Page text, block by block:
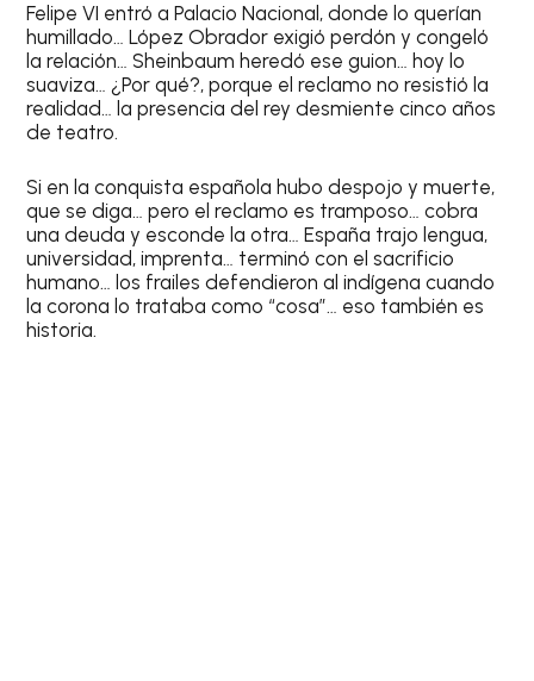
Felipe VI entró a Palacio Nacional, donde lo querían
humillado… López Obrador exigió perdón y congeló
la relación… Sheinbaum heredó ese guion… hoy lo
suaviza… ¿Por qué?, porque el reclamo no resistió la
realidad… la presencia del rey desmiente cinco años
de teatro.
Si en la conquista española hubo despojo y muerte,
que se diga… pero el reclamo es tramposo… cobra
una deuda y esconde la otra… España trajo lengua,
universidad, imprenta… terminó con el sacrificio
humano… los frailes defendieron al indígena cuando
la corona lo trataba como “cosa”… eso también es
historia.